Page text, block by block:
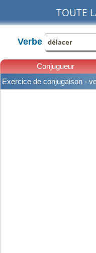
TOUTE
Verbe
Conjugueur
Exercice de conjugaison -